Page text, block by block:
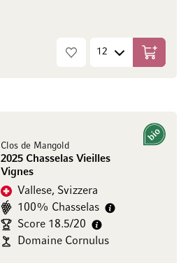
Clos de Mangold
2025 Chasselas Vieilles
Vignes
Bio
Vallese, Svizzera
100% Chasselas
Score 18.5/20
Domaine Cornulus